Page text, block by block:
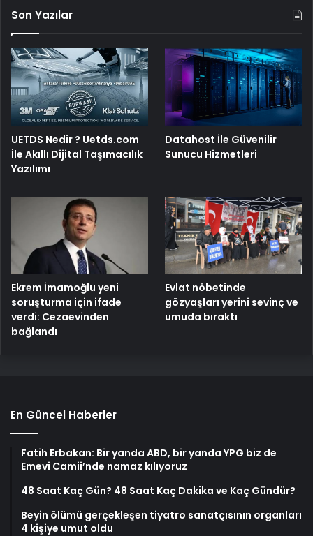
Son Yazılar
UETDS Nedir ? Uetds.com
İle Akıllı Dijital Taşımacılık
Yazılımı
Datahost İle Güvenilir
Sunucu Hizmetleri
Ekrem İmamoğlu yeni
soruşturma için ifade
verdi: Cezaevinden
bağlandı
Evlat nöbetinde
gözyaşları yerini sevinç ve
umuda bıraktı
En Güncel Haberler
Fatih Erbakan: Bir yanda ABD, bir yanda YPG biz de
Emevi Camii’nde namaz kılıyoruz
48 Saat Kaç Gün? 48 Saat Kaç Dakika ve Kaç Gündür?
Beyin ölümü gerçekleşen tiyatro sanatçısının organları
4 kişiye umut oldu